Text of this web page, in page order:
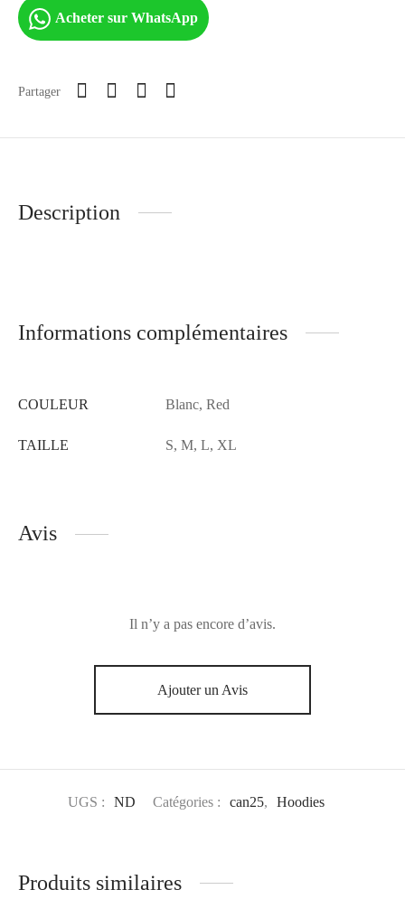
Acheter sur WhatsApp
Partager
Description
Informations complémentaires
COULEUR Blanc, Red
TAILLE S, M, L, XL
Avis
Il n’y a pas encore d’avis.
Ajouter un Avis
UGS : ND Catégories : can25, Hoodies
Produits similaires